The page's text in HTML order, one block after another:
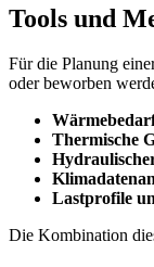
Tools und
Für die Planung
oder beworben
Thermische
Lastprofile
Die Kombination